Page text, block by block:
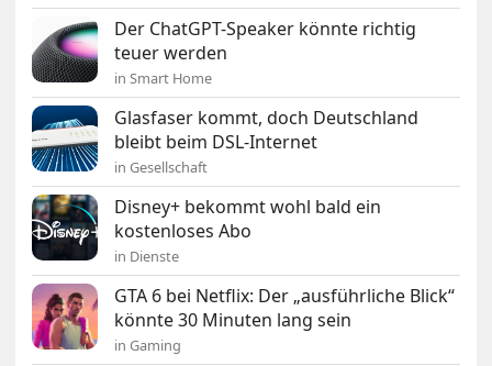
Der ChatGPT-Speaker könnte richtig
teuer werden
in Smart Home
Glasfaser kommt, doch Deutschland
bleibt beim DSL-Internet
in Gesellschaft
Disney+ bekommt wohl bald ein
kostenloses Abo
in Dienste
GTA 6 bei Netflix: Der „ausführliche Blick“
könnte 30 Minuten lang sein
in Gaming